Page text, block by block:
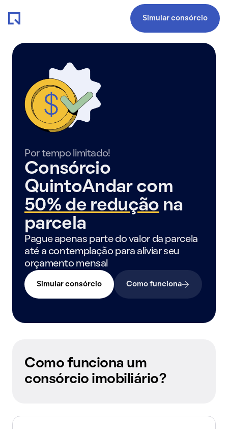
Simular consórcio
Por tempo limitado!
Consórcio
QuintoAndar com
50% de redução na
parcela
Pague apenas parte do valor da parcela
até a contemplação para aliviar seu
orçamento mensal
Simular consórcio Como funciona
Como funciona um
consórcio imobiliário?